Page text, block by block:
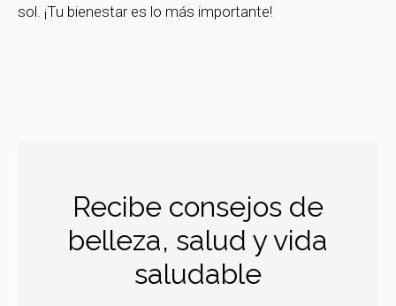
sol. ¡Tu bienestar es lo más importante!
Recibe consejos de
belleza, salud y vida
saludable